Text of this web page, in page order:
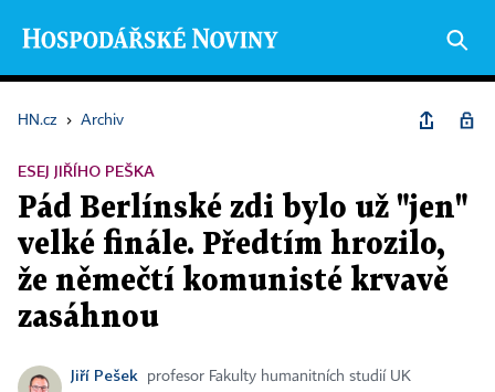
HN.cz › Archiv
ESEJ JIŘÍHO PEŠKA
Pád Berlínské zdi bylo už "jen"
velké finále. Předtím hrozilo,
že němečtí komunisté krvavě
zasáhnou
Jiří Pešek
profesor Fakulty humanitních studií UK